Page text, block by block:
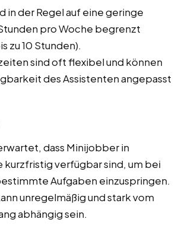
in der Regel auf eine geringe
pro Woche begrenzt
zu 10 Stunden).
sind oft flexibel und können
des Assistenten angepasst
dass Minijobber in
kurzfristig verfügbar sind, um bei
Aufgaben einzuspringen.
unregelmäßig und stark vom
abhängig sein.